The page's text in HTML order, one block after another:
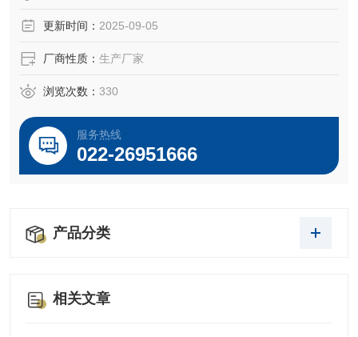
更新时间： 2025-09-05
厂商性质： 生产厂家
浏览次数： 330
服务热线
022-26951666
产品分类
相关文章